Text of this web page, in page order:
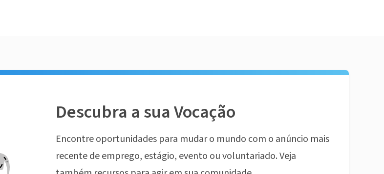
Descubra a sua Vocação
Encontre oportunidades para mudar o mundo com o anúncio mais
recente de emprego, estágio, evento ou voluntariado. Veja